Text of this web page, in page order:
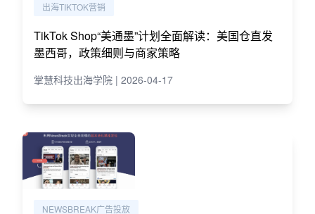
出海TIKTOK营销
TikTok Shop“美通墨”计划全面解读：美国仓直发
墨西哥，政策细则与商家策略
掌慧科技出海学院 | 2026-04-17
NEWSBREAK广告投放